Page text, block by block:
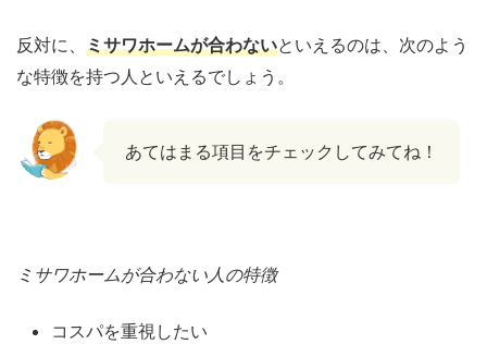
反対に、 ミサワホームが合わないといえるのは、次のよう
な特徴を持つ人といえるでしょう。
あてはまる項目をチェックしてみてね！
ミサワホームが合わない人の特徴
コスパを重視したい